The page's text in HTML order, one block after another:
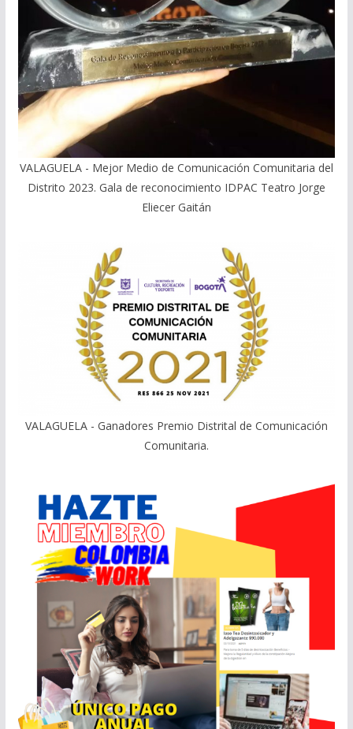
VALAGUELA - Mejor Medio de Comunicación Comunitaria del
Distrito 2023. Gala de reconocimiento IDPAC Teatro Jorge
Eliecer Gaitán
VALAGUELA - Ganadores Premio Distrital de Comunicación
Comunitaria.